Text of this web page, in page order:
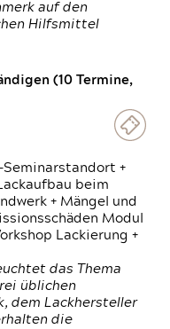
auf den
Hilfsmittel
(10 Termine,
Seminarstandort +
beim
+ Mängel und
Modul
Lackierung +
das Thema
üblichen
dem Lackhersteller
die